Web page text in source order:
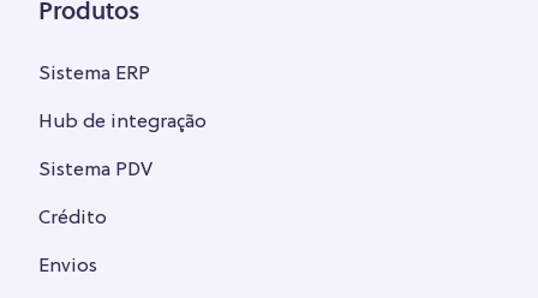
Produtos
Sistema ERP
Hub de integração
Sistema PDV
Crédito
Envios